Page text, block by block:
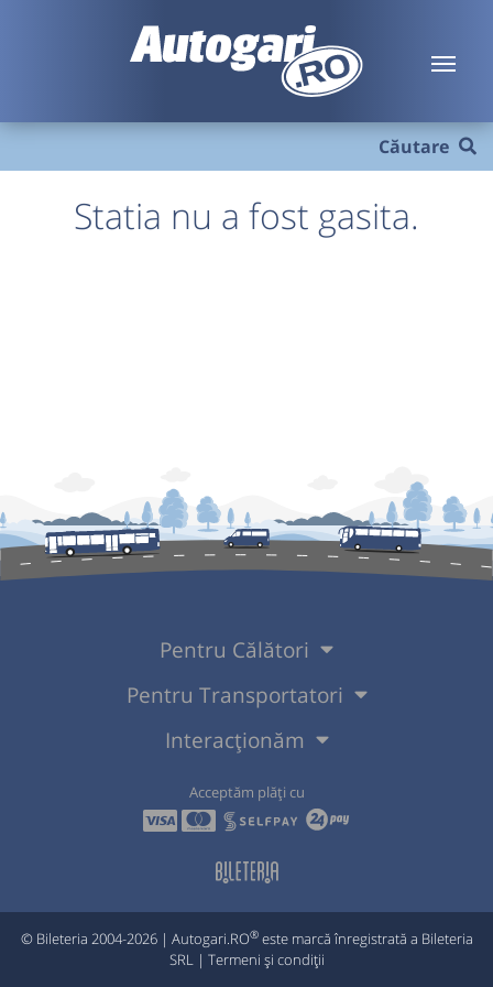
Căutare
Statia nu a fost gasita.
Pentru Călători
Pentru Transportatori
Interacționăm
Acceptăm plăți cu
© Bileteria 2004-2026 | Autogari.RO®este marcă înregistrată a Bileteria
SRL | Termeni și condiții